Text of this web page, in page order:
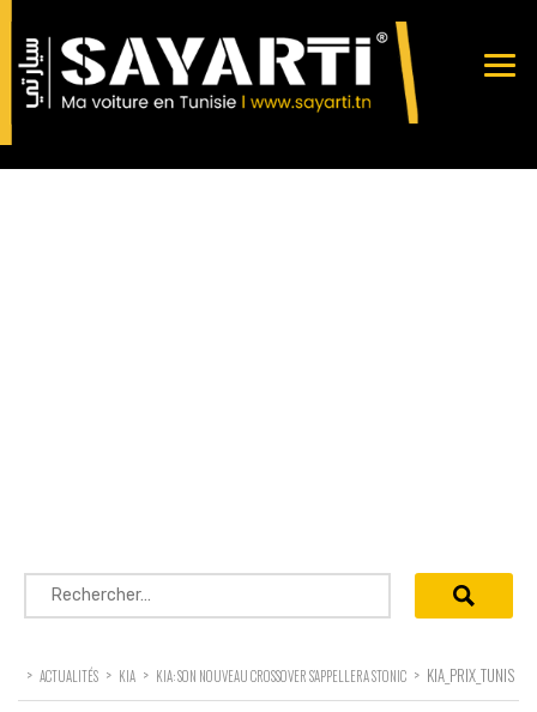
Rechercher :
> ACTUALITÉS > KIA > KIA: SON NOUVEAU CROSSOVER S’APPELLERA STONIC > KIA_PRIX_TUNIS